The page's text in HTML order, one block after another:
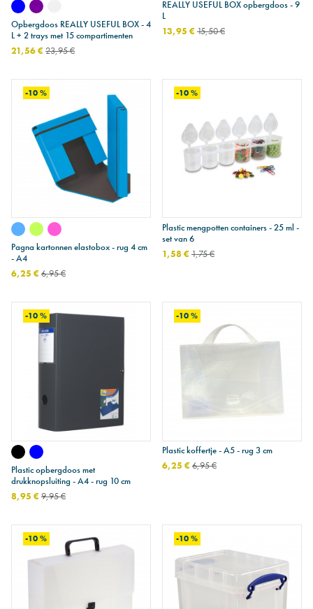
Opbergdoos REALLY USEFUL BOX - 4
L + 2 trays met 15 compartimenten
21,56 €23,95 €
REALLY USEFUL BOX opbergdoos - 9
L
13,95 €15,50 €
-10 %
Pagna kartonnen elastobox - rug 4 cm
- A4
6,25 €6,95 €
-10 %
Plastic mengpotten containers - 25 ml -
set van 6
1,58 €1,75 €
-10 %
Plastic opbergdoos met
drukknopsluiting - A4 - rug 10 cm
8,95 €9,95 €
-10 %
Plastic koffertje - A5 - rug 3 cm
6,25 €6,95 €
-10 % -10 %